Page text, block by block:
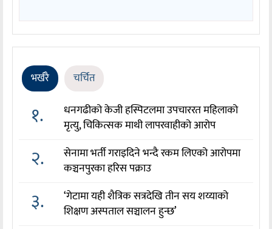
भर्खरै चर्चित
१.
धनगढीको केजी हस्पिटलमा उपचाररत महिलाको
मृत्यु, चिकित्सक माथी लापरवाहीको आरोप
२.
सेनामा भर्ती गराइदिने भन्दै रकम लिएको आरोपमा
कञ्चनपुरका हरिस पक्राउ
३.
‘गेटामा यही शैत्रिक सत्रदेखि तीन सय शय्याको
शिक्षण अस्पताल सञ्चालन हुन्छ’